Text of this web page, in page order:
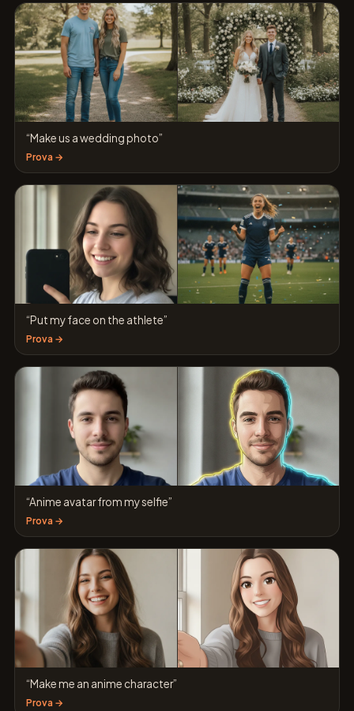
“Make us a wedding photo”
Prova →
“Put my face on the athlete”
Prova →
“Anime avatar from my selfie”
Prova →
“Make me an anime character”
Prova →